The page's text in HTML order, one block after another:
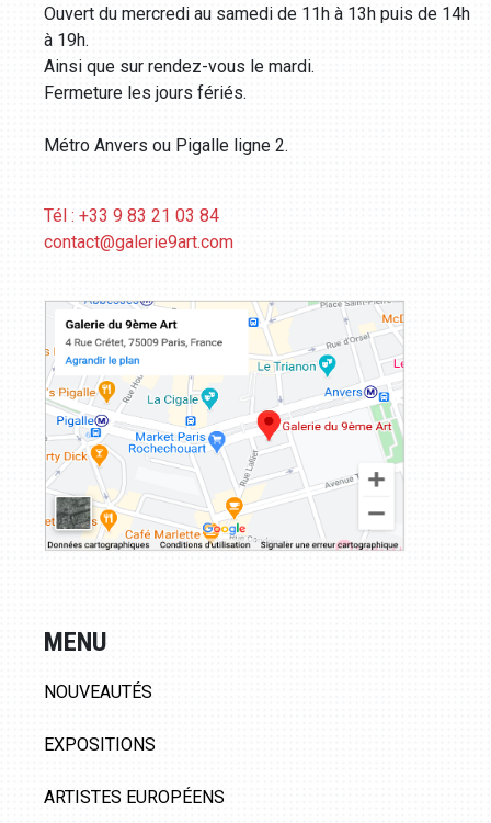
Ouvert du mercredi au samedi de 11h à 13h puis de 14h
à 19h.
Ainsi que sur rendez-vous le mardi.
Fermeture les jours fériés.
Métro Anvers ou Pigalle ligne 2.
Tél : +33 9 83 21 03 84
contact@galerie9art.com
MENU
NOUVEAUTÉS
EXPOSITIONS
ARTISTES EUROPÉENS